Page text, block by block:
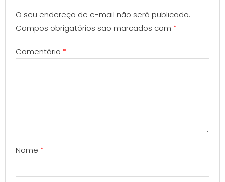
O seu endereço de e-mail não será publicado.
Campos obrigatórios são marcados com *
Comentário *
Nome *